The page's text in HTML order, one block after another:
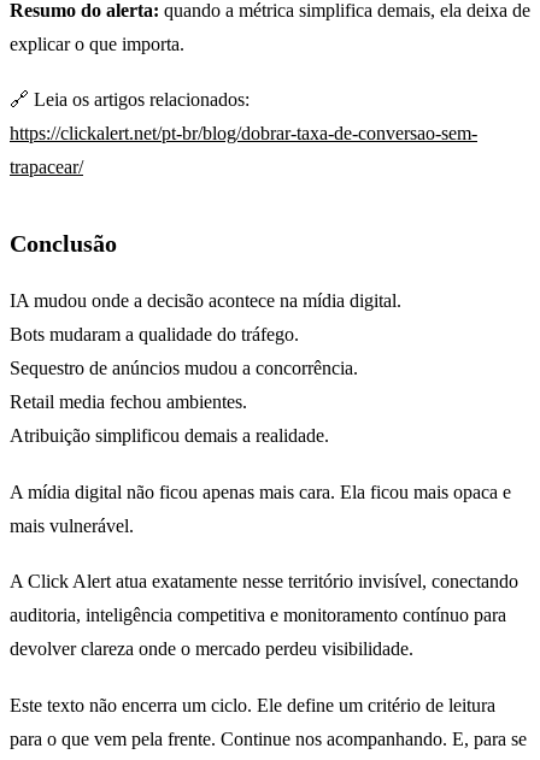
Resumo do alerta: quando a métrica simplifica demais, ela deixa de
explicar o que importa.
🔗 Leia os artigos relacionados:
https://clickalert.net/pt-br/blog/dobrar-taxa-de-conversao-sem-
trapacear/
Conclusão
IA mudou onde a decisão acontece na mídia digital.
Bots mudaram a qualidade do tráfego.
Sequestro de anúncios mudou a concorrência.
Retail media fechou ambientes.
Atribuição simplificou demais a realidade.
A mídia digital não ficou apenas mais cara. Ela ficou mais opaca e
mais vulnerável.
A Click Alert atua exatamente nesse território invisível, conectando
auditoria, inteligência competitiva e monitoramento contínuo para
devolver clareza onde o mercado perdeu visibilidade.
Este texto não encerra um ciclo. Ele define um critério de leitura
para o que vem pela frente. Continue nos acompanhando. E, para se